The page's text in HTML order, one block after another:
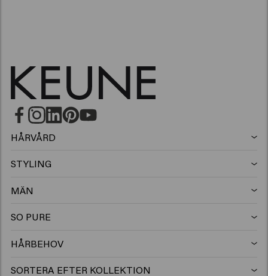
HÅRVÅRD
Silverschampo
Balsam
Leave-in balsam
STYLING
Clay
Mousse
MÄN
Balsam
SO PURE
Schampo
HÅRBEHOV
SORTERA EFTER KOLLEKTION